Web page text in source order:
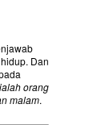
Dan
orang
malam.